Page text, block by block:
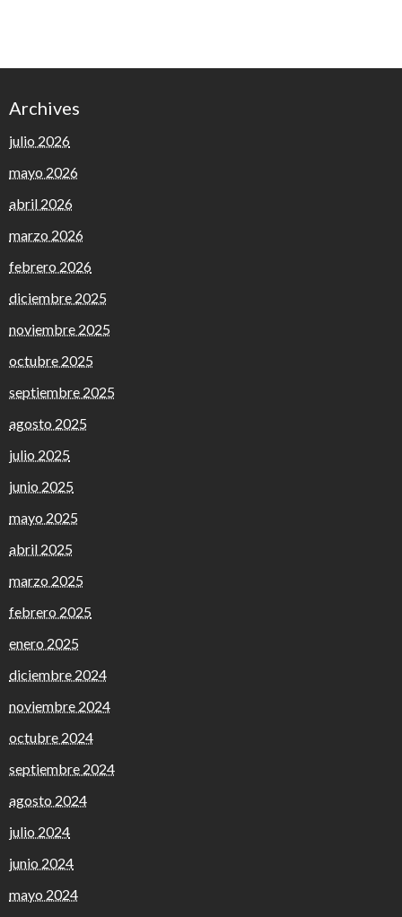
Archives
julio 2026
mayo 2026
abril 2026
marzo 2026
febrero 2026
diciembre 2025
noviembre 2025
octubre 2025
septiembre 2025
agosto 2025
julio 2025
junio 2025
mayo 2025
abril 2025
marzo 2025
febrero 2025
enero 2025
diciembre 2024
noviembre 2024
octubre 2024
septiembre 2024
agosto 2024
julio 2024
junio 2024
mayo 2024